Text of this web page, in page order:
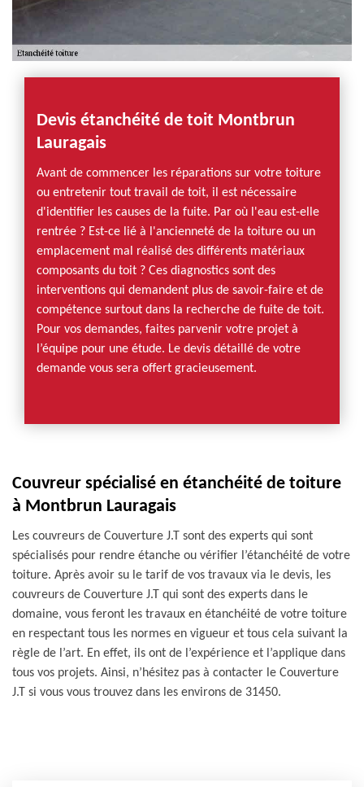
Devis étanchéité de toit Montbrun
Lauragais
Avant de commencer les réparations sur votre toiture
ou entretenir tout travail de toit, il est nécessaire
d'identifier les causes de la fuite. Par où l'eau est-elle
rentrée ? Est-ce lié à l'ancienneté de la toiture ou un
emplacement mal réalisé des différents matériaux
composants du toit ? Ces diagnostics sont des
interventions qui demandent plus de savoir-faire et de
compétence surtout dans la recherche de fuite de toit.
Pour vos demandes, faites parvenir votre projet à
l’équipe pour une étude. Le devis détaillé de votre
demande vous sera offert gracieusement.
Couvreur spécialisé en étanchéité de toiture
à Montbrun Lauragais
Les couvreurs de Couverture J.T sont des experts qui sont
spécialisés pour rendre étanche ou vérifier l’étanchéité de votre
toiture. Après avoir su le tarif de vos travaux via le devis, les
couvreurs de Couverture J.T qui sont des experts dans le
domaine, vous feront les travaux en étanchéité de votre toiture
en respectant tous les normes en vigueur et tous cela suivant la
règle de l’art. En effet, ils ont de l’expérience et l’applique dans
tous vos projets. Ainsi, n’hésitez pas à contacter le Couverture
J.T si vous vous trouvez dans les environs de 31450.